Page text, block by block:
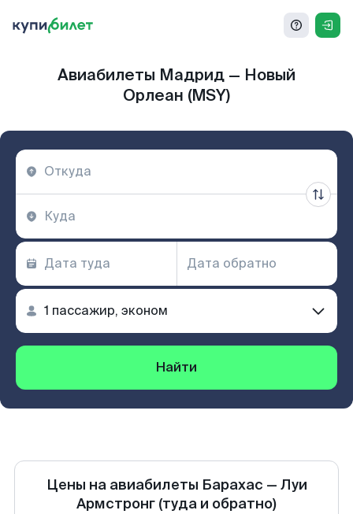
Авиабилеты Мадрид — Новый
Орлеан (MSY)
Найти
Цены на авиабилеты Барахас — Луи
Армстронг (туда и обратно)